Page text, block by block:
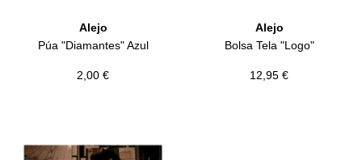
Alejo
Púa "Diamantes" Azul
Precio
2,00 €
Alejo
Bolsa Tela "Logo"
Precio
12,95 €